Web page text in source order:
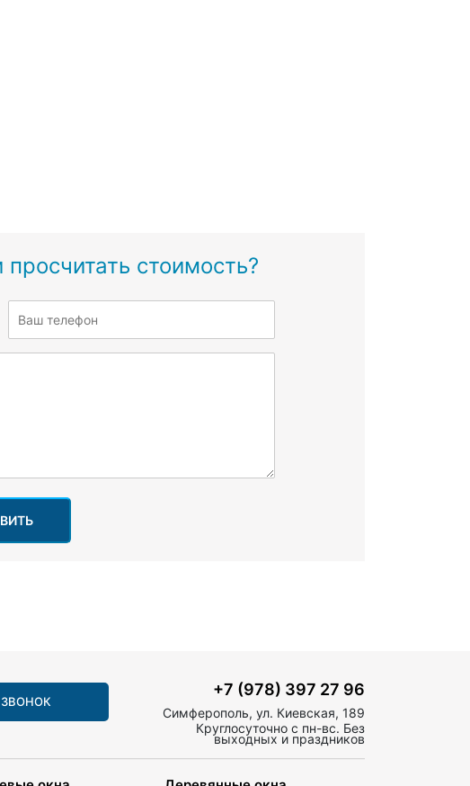
стоимость?
ЗВОНОК
+7 (978) 397 27 96
Симферополь, ул. Киевская, 189
Круглосуточно с пн-вс. Без
выходных и праздников